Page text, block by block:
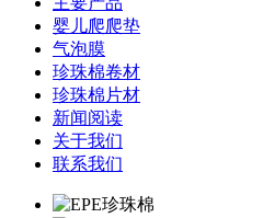
婴儿爬爬垫
气泡膜
珍珠棉卷材
珍珠棉片材
新闻阅读
关于我们
联系我们